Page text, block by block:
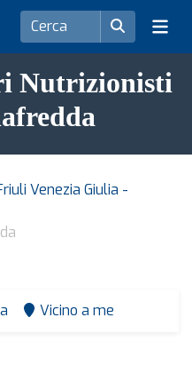
Nutrizionisti
Venezia Giulia -
Vicino a me